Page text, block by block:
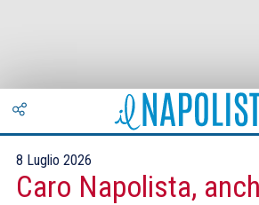
8 Luglio 2026
Caro Napolista,